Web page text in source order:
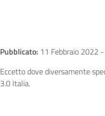
Pubblicato: 11 Febbraio 2022 -
Eccetto dove diversamente
3.0 Italia.